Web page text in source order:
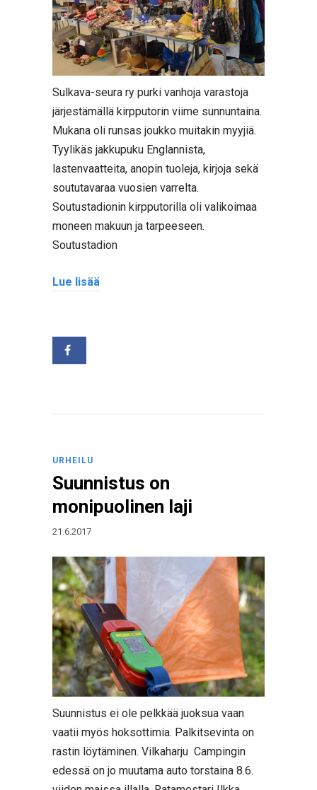
Sulkava-seura ry purki vanhoja varastoja
järjestämällä kirpputorin viime sunnuntaina.
Mukana oli runsas joukko muitakin myyjiä.
Tyylikäs jakkupuku Englannista,
lastenvaatteita, anopin tuoleja, kirjoja sekä
soututavaraa vuosien varrelta.
Soutustadionin kirpputorilla oli valikoimaa
moneen makuun ja tarpeeseen.
Soutustadion
Lue lisää
URHEILU
Suunnistus on
monipuolinen laji
21.6.2017
Suunnistus ei ole pelkkää juoksua vaan
vaatii myös hoksottimia. Palkitsevinta on
rastin löytäminen. Vilkaharju Campingin
edessä on jo muutama auto torstaina 8.6.